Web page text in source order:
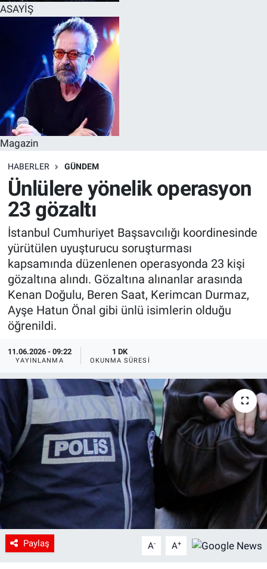
ASAYİŞ
Magazin
HABERLER GÜNDEM
Ünlülere yönelik operasyon
23 gözaltı
İstanbul Cumhuriyet Başsavcılığı koordinesinde
yürütülen uyuşturucu soruşturması
kapsamında düzenlenen operasyonda 23 kişi
gözaltına alındı. Gözaltına alınanlar arasında
Kenan Doğulu, Beren Saat, Kerimcan Durmaz,
Ayşe Hatun Önal gibi ünlü isimlerin olduğu
öğrenildi.
11.06.2026 - 09:22
YAYINLANMA
1 DK
OKUNMA SÜRESI
Paylaş A- A+